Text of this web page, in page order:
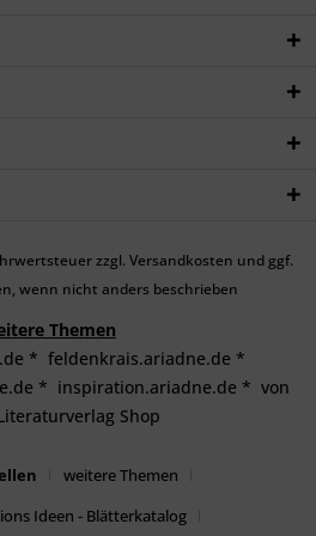
zzgl. Versandkosten und ggf.
wenn nicht anders beschrieben
Themen
* feldenkrais.ariadne.de *
* inspiration.ariadne.de * von
Shop
weitere Themen
Ideen - Blätterkatalog